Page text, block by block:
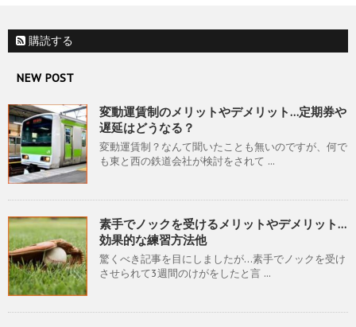
購読する
NEW POST
変動運賃制のメリットやデメリット…定期券や
遅延はどうなる？
変動運賃制？なんて聞いたことも無いのですが、何で
も東と西の鉄道会社が検討をされて ...
素手でノックを受けるメリットやデメリット…
効果的な練習方法他
驚くべき記事を目にしましたが…素手でノックを受け
させられて3週間のけがをしたと言 ...